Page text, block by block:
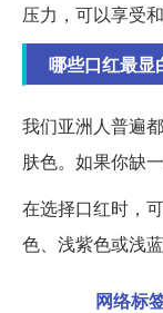
压力，可以享受
哪些口红最显
我们亚洲人普遍
肤色。如果你缺
在选择口红时，
色、浅紫色或浅
网络标